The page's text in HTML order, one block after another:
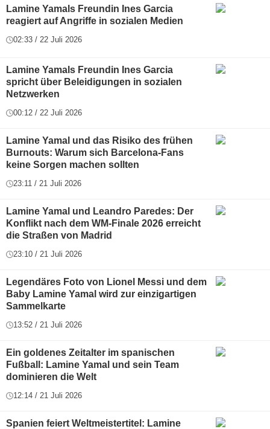
Lamine Yamals Freundin Ines Garcia
reagiert auf Angriffe in sozialen Medien
02:33 / 22 Juli 2026
Lamine Yamals Freundin Ines Garcia
spricht über Beleidigungen in sozialen
Netzwerken
00:12 / 22 Juli 2026
Lamine Yamal und das Risiko des frühen
Burnouts: Warum sich Barcelona-Fans
keine Sorgen machen sollten
23:11 / 21 Juli 2026
Lamine Yamal und Leandro Paredes: Der
Konflikt nach dem WM-Finale 2026 erreicht
die Straßen von Madrid
23:10 / 21 Juli 2026
Legendäres Foto von Lionel Messi und dem
Baby Lamine Yamal wird zur einzigartigen
Sammelkarte
13:52 / 21 Juli 2026
Ein goldenes Zeitalter im spanischen
Fußball: Lamine Yamal und sein Team
dominieren die Welt
12:14 / 21 Juli 2026
Spanien feiert Weltmeistertitel: Lamine